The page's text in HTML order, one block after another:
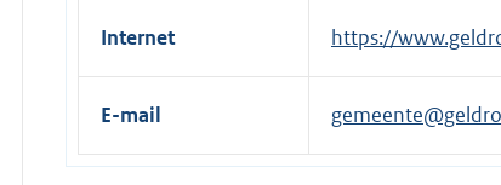
Internet
E
x
e
r
https://
E-mail